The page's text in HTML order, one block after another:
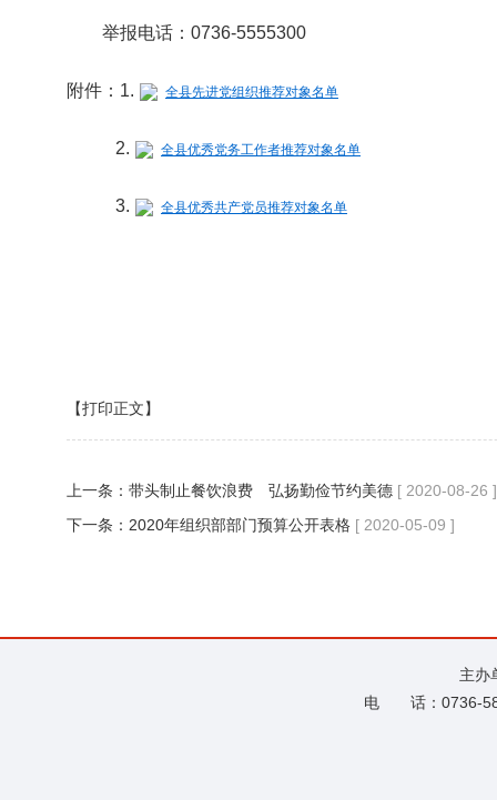
举报电话：0736-5555300
附件：1. 全县先进党组织推荐对象名单
2. 全县优秀党务工作者推荐对象名单
3. 全县优秀共产党员推荐对象名单
【打印正文】
上一条： 带头制止餐饮浪费 弘扬勤俭节约美德 [ 2020-08-26 ]
下一条： 2020年组织部部门预算公开表格 [ 2020-05-09 ]
主
电 话：0736-